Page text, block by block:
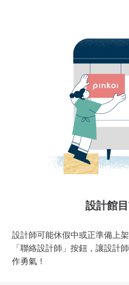
設計館
設計師可能休假中或正準備上
「聯絡設計師」按鈕，讓設計
作勇氣！